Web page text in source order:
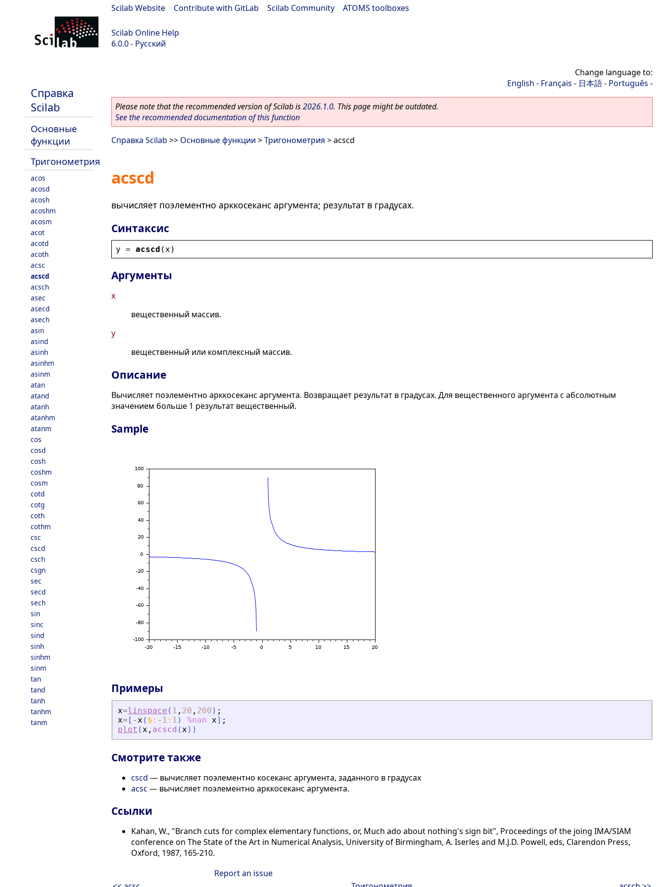
Scilab Website Contribute with GitLab Scilab Community ATOMS toolboxes
Scilab Online Help
6.0.0 - Русский
Справка
Scilab
Основные
функции
Тригонометрия
acos
acosd
acosh
acoshm
acosm
acot
acotd
acoth
acsc
acscd
acsch
asec
asecd
asech
asin
asind
asinh
asinhm
asinm
atan
atand
atanh
atanhm
atanm
cos
cosd
cosh
coshm
cosm
cotd
cotg
coth
cothm
csc
cscd
csch
csgn
sec
secd
sech
sin
sinc
sind
sinh
sinhm
sinm
tan
tand
tanh
tanhm
tanm
Change language to:
English - Français - 日本語- Português -
Please note that the recommended version of Scilab is2026.1.0. This page might be outdated.
See the recommended documentation of this function
Справка Scilab >> Основные функции >Тригонометрия > acscd
acscd
вычисляет поэлементно арккосеканс аргумента; результат в градусах.
Синтаксис
y = acscd ( x )
Аргументы
x
вещественный массив.
y
вещественный или комплексный массив.
Описание
Вычисляет поэлементно арккосеканс аргумента. Возвращает результат в градусах. Для вещественного аргумента с абсолютным
значением больше 1 результат вещественный.
Sample
Примеры
x=linspace ( 1 , 20 , 200 ) ;
x= [ -x ( $ : - 1 : 1 ) %nan x] ;
plot (x , acscd (x ) )
Смотрите также
cscd — вычисляет поэлементно косеканс аргумента, заданного в градусах
acsc — вычисляет поэлементно арккосеканс аргумента.
Сcылки
Kahan, W., "Branch cuts for complex elementary functions, or, Much ado about nothing's sign bit", Proceedings of the joing IMA/SIAM
conference on The State of the Art in Numerical Analysis, University of Birmingham, A. Iserles and M.J.D. Powell, eds, Clarendon Press,
Oxford, 1987, 165-210.
Report an issue